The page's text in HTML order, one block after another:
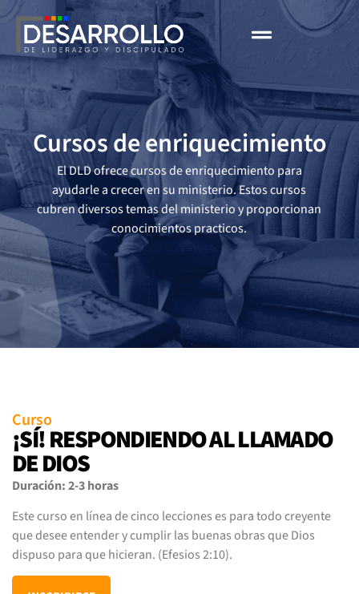
Cursos de enriquecimiento
El DLD ofrece cursos de enriquecimiento para
ayudarle a crecer en su ministerio. Estos cursos
cubren diversos temas del ministerio y proporcionan
conocimientos practicos.
Curso
¡SÍ! RESPONDIENDO AL LLAMADO
DE DIOS
Duración: 2-3 horas
Este curso en línea de cinco lecciones es para todo creyente
que desee entender y cumplir las buenas obras que Dios
dispuso para que hicieran. (Efesios 2:10).